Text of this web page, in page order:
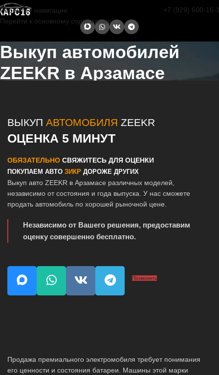
Перейти к навигации
Перейти к основному содержанию
+7 (929) 600-16-
Выкуп автомобилей
ZEEKR в Арзамасе
ВЫКУП АВТОМОБИЛЯ ZEEKR
ОЦЕНКА 5 МИНУТ
ОБЯЗАТЕЛЬНО СВЯЖИТЕСЬ ДЛЯ ОЦЕНКИ
ПОКУПАЕМ АВТО ЗИКР ДОРОЖЕ ДРУГИХ
Выкуп авто ZEEKR в Арзамасе различных моделей,
независимо от состояния и года выпуска. У нас сможете
продать автомобиль по хорошей рыночной цене.
Независимо от Вашего решения, предоставим
оценку совершенно бесплатно.
Позвонить
Продажа премиального электромобиля требует понимания
его ценности и состояния батареи. Машины этой марки